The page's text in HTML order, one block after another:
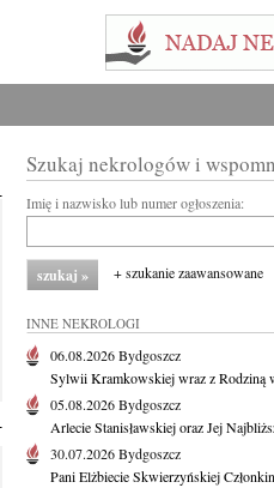
Szukaj nekrologów i
Imię i nazwisko lub numer ogłoszenia:
+ szukanie zaawansowane
INNE NEKROLOGI
06.08.2026Bydgoszcz
Sylwii Kramkowskiej wraz z Rodziną
05.08.2026Bydgoszcz
Arlecie Stanisławskiej oraz Jej
30.07.2026Bydgoszcz
Pani Elżbiecie Skwierzyńskiej